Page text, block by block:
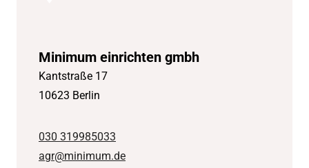
Minimum einrichten gmbh
Kantstraße 17
10623 Berlin
030 319985033
agr@minimum.de